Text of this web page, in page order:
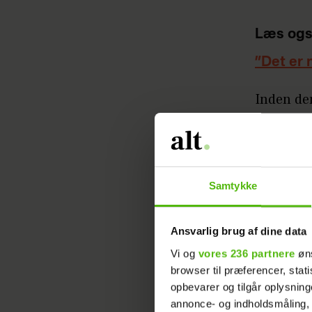
Samtykke
Ansvarlig brug af dine data
Vi og vores 236 partnere
browser til præferencer,
opbevarer og tilgår
annonce- og
Læs
”Det er
Inden
til alle,
den
De to
Læs